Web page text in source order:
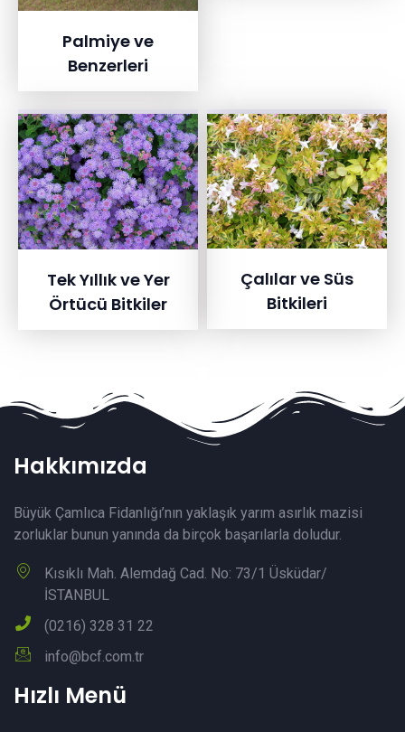
Palmiye ve
Benzerleri
Tek Yıllık ve Yer
Örtücü Bitkiler
Çalılar ve Süs
Bitkileri
Hakkımızda
Büyük Çamlıca Fidanlığı’nın yaklaşık yarım asırlık mazisi
zorluklar bunun yanında da birçok başarılarla doludur.
Kısıklı Mah. Alemdağ Cad. No: 73/1 Üsküdar/
İSTANBUL
(0216) 328 31 22
info@bcf.com.tr
Hızlı Menü